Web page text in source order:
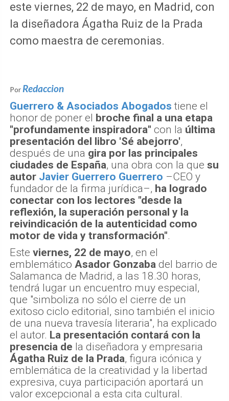
este viernes, 22 de mayo, en Madrid, con
la diseñadora Ágatha Ruiz de la Prada
como maestra de ceremonias.
Por Redaccion
Guerrero & Asociados Abogados tiene el
honor de poner el broche final a una etapa
"profundamente inspiradora" con la última
presentación del libro 'Sé abejorro',
después de una gira por las principales
ciudades de España, una obra con la que su
autor Javier Guerrero Guerrero –CEO y
fundador de la firma jurídica–, ha logrado
conectar con los lectores "desde la
reflexión, la superación personal y la
reivindicación de la autenticidad como
motor de vida y transformación".
Este viernes, 22 de mayo, en el
emblemático Asador Gonzaba del barrio de
Salamanca de Madrid, a las 18.30 horas,
tendrá lugar un encuentro muy especial,
que "simboliza no sólo el cierre de un
exitoso ciclo editorial, sino también el inicio
de una nueva travesía literaria", ha explicado
el autor. La presentación contará con la
presencia de la diseñadora y empresaria
Ágatha Ruiz de la Prada, figura icónica y
emblemática de la creatividad y la libertad
expresiva, cuya participación aportará un
valor excepcional a esta cita cultural.